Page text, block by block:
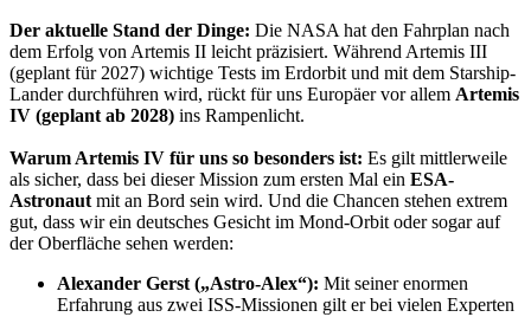
Der aktuelle Stand der Dinge: Die NASA hat den Fahrplan nach
dem Erfolg von Artemis II leicht präzisiert. Während Artemis III
(geplant für 2027) wichtige Tests im Erdorbit und mit dem Starship-
Lander durchführen wird, rückt für uns Europäer vor allem Artemis
IV (geplant ab 2028) ins Rampenlicht.
Warum Artemis IV für uns so besonders ist: Es gilt mittlerweile
als sicher, dass bei dieser Mission zum ersten Mal ein ESA-
Astronaut mit an Bord sein wird. Und die Chancen stehen extrem
gut, dass wir ein deutsches Gesicht im Mond-Orbit oder sogar auf
der Oberfläche sehen werden:
Alexander Gerst („Astro-Alex“): Mit seiner enormen
Erfahrung aus zwei ISS-Missionen gilt er bei vielen Experten